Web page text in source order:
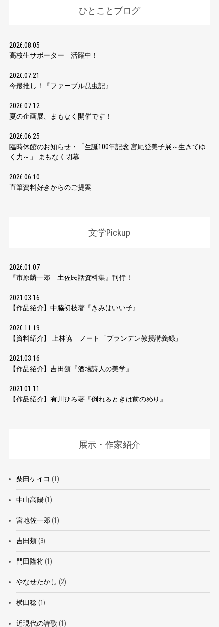
ひとことブログ
2026.08.05
高校生サポーター 活躍中！
2026.07.21
今最推し！『ファーブル昆虫記』
2026.07.12
夏の企画展、まもなく開催です！
2026.06.25
臨時休館のお知らせ・「生誕100年記念 宮尾登美子展～生きてゆ
く力～」 まもなく閉幕
2026.06.10
直筆資料好きからのご提案
文学Pickup
2026.01.07
『市原麟一郎 土佐民話資料集』刊行！
2021.03.16
【作品紹介】中脇初枝著『きみはいい子』
2020.11.19
【資料紹介】 上林暁 ノート「ブランデン教授講義録」
2021.03.16
【作品紹介】吉田類『酒場詩人の美学』
2021.01.11
【作品紹介】有川ひろ著『倒れるときは前のめり』
展示・作家紹介
柴田ケイコ (1)
中山高陽(1)
宮地佐一郎 (1)
吉田類(3)
門田隆将(1)
やなせたかし (2)
横田稔(1)
近現代の詩歌 (1)